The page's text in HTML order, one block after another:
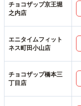
チョコザップ京王堀
之内店
エニタイムフィット
ネス町田小山店
チョコザップ橋本三
丁目店